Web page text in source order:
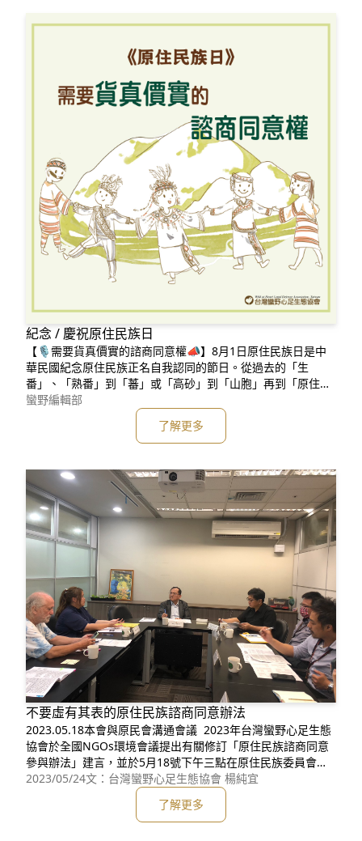
紀念 / 慶祝原住民族日
【🎙️需要貨真價實的諮商同意權📣】8月1日原住民族日是中
華民國紀念原住民族正名自我認同的節日。從過去的「生
番」、「熟番」到「蕃」或「高砂」到「山胞」再到「原住民
族」，無論名稱為何，都必須認知原住民族才是台灣真正的主
人。數十年來原民爭取的「正名權、土地權、自治權」，後二
項未竟之業，尚待各項細緻的法規建置，而貨真價實的「原住
民族諮商同意權」更是檢視是否落實土地權、自治權的真心誠
蠻野編輯部
了解更多
不要虛有其表的原住民族諮商同意辦法
2023.05.18本會與原民會溝通會議 2023年台灣蠻野心足生態
協會於全國NGOs環境會議提出有關修訂「原住民族諮商同意
參與辦法」建言，並於5月18號下午三點在原住民族委員會召
開第一次溝通會議。 現場由原民會鍾副主委興華與綜合規劃
處處長、專門委員、科長等六位一同與本會創辦人文魯彬、辦
公室主任，以及議題負責人共同討論爭點。 過去三年多，本
會在部落實際參與「部落會議」所記錄下
2023/05/24文：台灣蠻野心足生態協會 楊純宜
了解更多